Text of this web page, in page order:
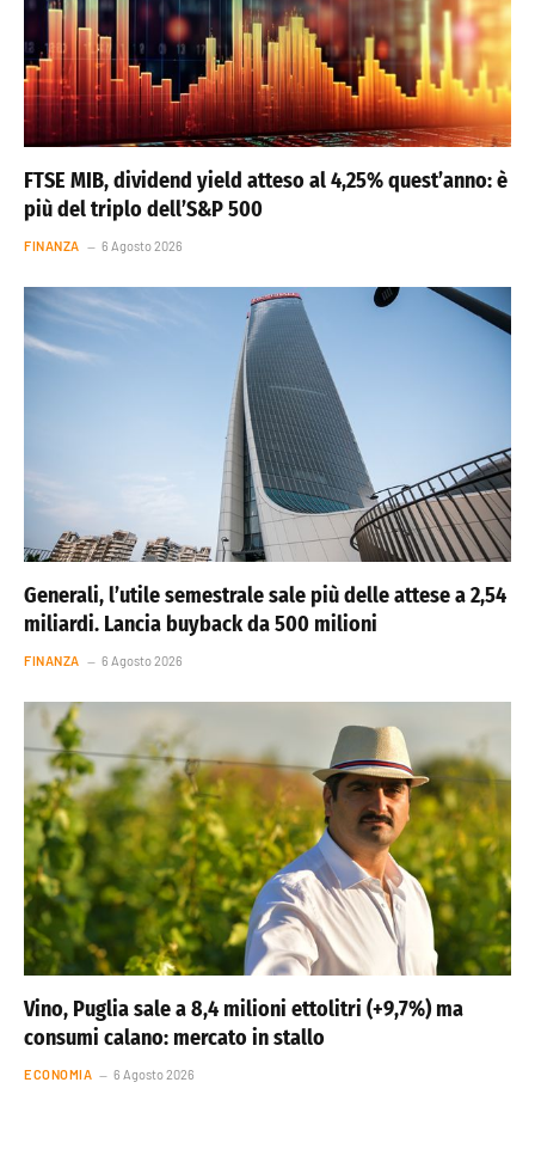
FTSE MIB, dividend yield atteso al 4,25% quest’anno: è
più del triplo dell’S&P 500
FINANZA 6 Agosto 2026
Generali, l’utile semestrale sale più delle attese a 2,54
miliardi. Lancia buyback da 500 milioni
FINANZA 6 Agosto 2026
Vino, Puglia sale a 8,4 milioni ettolitri (+9,7%) ma
consumi calano: mercato in stallo
ECONOMIA 6 Agosto 2026